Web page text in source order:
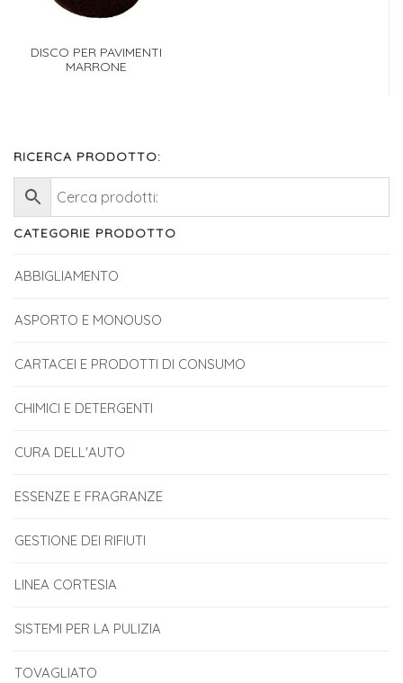
DISCO PER PAVIMENTI
MARRONE
RICERCA PRODOTTO:
CATEGORIE PRODOTTO
ABBIGLIAMENTO
ASPORTO E MONOUSO
CARTACEI E PRODOTTI DI CONSUMO
CHIMICI E DETERGENTI
CURA DELL'AUTO
ESSENZE E FRAGRANZE
GESTIONE DEI RIFIUTI
LINEA CORTESIA
SISTEMI PER LA PULIZIA
TOVAGLIATO